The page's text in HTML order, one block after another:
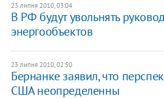
23 липня 2010, 03:04
В РФ будут увольнять
энергообъектов
23 липня 2010, 02:50
Бернанке заявил, что
США неопределенны